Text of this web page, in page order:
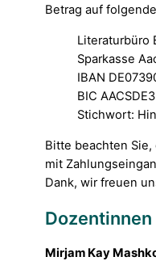
Betrag auf
Literaturbüro
Sparkasse
IBAN
BIC
Stichwort:
Bitte beachten
mit
Dank, wir freuen
Dozentinnen
Mirjam Kay